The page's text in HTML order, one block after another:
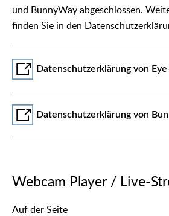
und BunnyWay abgeschlossen.
finden Sie in den
Datenschutzerklärung von
Datenschutzerklärung von
Webcam Player / Live-
Auf der Seite